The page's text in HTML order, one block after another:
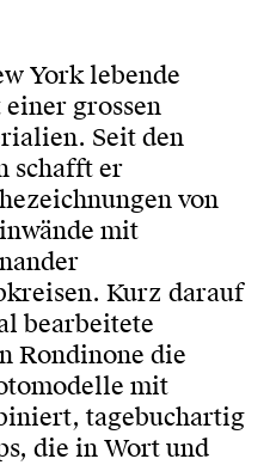
York lebende
grossen
Seit den
schafft er
von
mit
Kurz darauf
bearbeitete
Rondinone die
mit
tagebuchartig
die in Wort und